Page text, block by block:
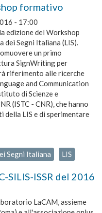
formativo
- 17:00
edizione del Workshop
dei Segni Italiana (LIS).
un primo
SignWriting per
riferimento alle ricerche
and Communication
di Scienze e
(ISTC - CNR), che hanno
della LIS e di sperimentare
Segni Italiana LIS
SILIS-ISSR del 2016
LaCAM, assieme